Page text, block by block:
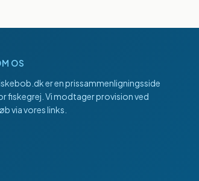
OS
er en prissammenligningsside
fiskegrej. Vi modtager provision ved
via vores links.